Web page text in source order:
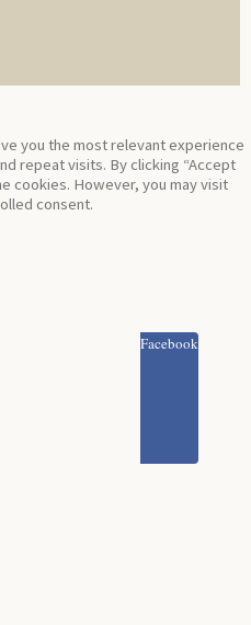
you the most relevant experience
repeat visits. By clicking “Accept
cookies. However, you may visit
consent.
Facebook